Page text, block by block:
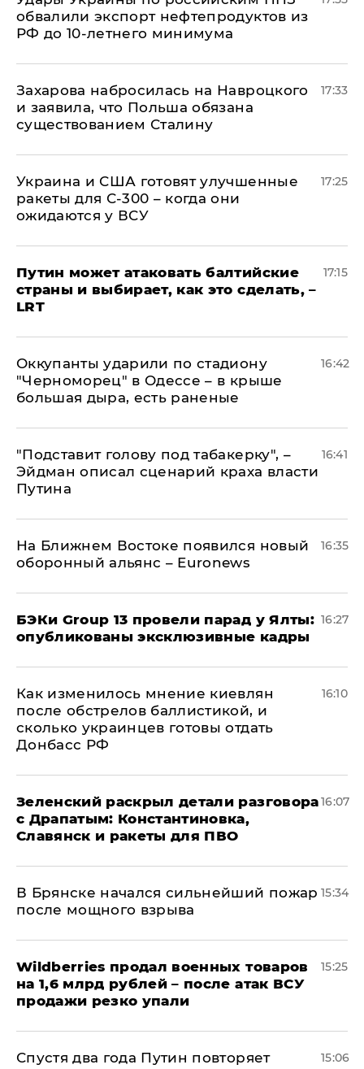
обвалили экспорт нефтепродуктов из
РФ до 10-летнего минимума
​Захарова набросилась на Навроцкого
и заявила, что Польша обязана
существованием Сталину
17:33
Украина и США готовят улучшенные
ракеты для С-300 – когда они
ожидаются у ВСУ
17:25
Путин может атаковать балтийские
страны и выбирает, как это сделать, –
LRT
17:15
Оккупанты ударили по стадиону
"Черноморец" в Одессе – в крыше
большая дыра, есть раненые
16:42
​"Подставит голову под табакерку", –
Эйдман описал сценарий краха власти
Путина
16:41
На Ближнем Востоке появился новый
оборонный альянс – Euronews
16:35
​БЭКи Group 13 провели парад у Ялты:
опубликованы эксклюзивные кадры
16:27
Как изменилось мнение киевлян
после обстрелов баллистикой, и
сколько украинцев готовы отдать
Донбасс РФ
16:10
​Зеленский раскрыл детали разговора
с Драпатым: Константиновка,
Славянск и ракеты для ПВО
16:07
В Брянске начался сильнейший пожар
после мощного взрыва
15:34
​Wildberries продал военных товаров
на 1,6 млрд рублей – после атак ВСУ
продажи резко упали
15:25
Спустя два года Путин повторяет
15:06